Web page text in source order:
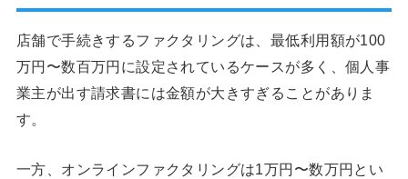
店舗で手続きするファクタリングは、最低利用額が100
万円〜数百万円に設定されているケースが多く、個人事
業主が出す請求書には金額が大きすぎることがありま
す。
一方、オンラインファクタリングは1万円〜数万円とい